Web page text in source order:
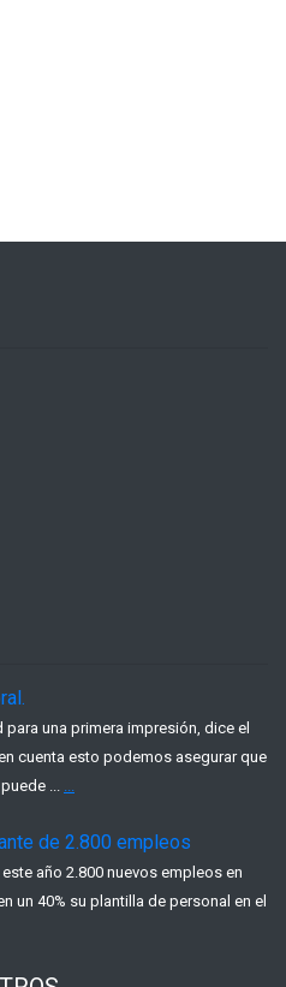
una primera impresión, dice el
cuenta esto podemos asegurar que
... ...
de 2.800 empleos
año 2.800 nuevos empleos en
un 40% su plantilla de personal en el